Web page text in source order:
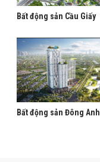
Bất động sản Cầu Giấy
Bất động sản Đông Anh